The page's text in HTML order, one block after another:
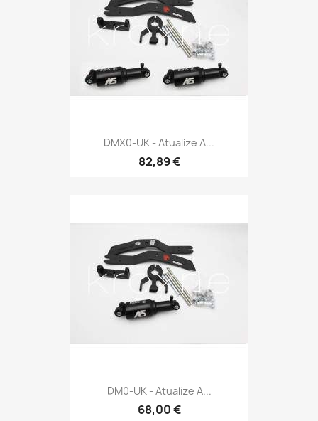
DMX0-UK - Atualize A...
82,89 €
DM0-UK - Atualize A...
68,00 €